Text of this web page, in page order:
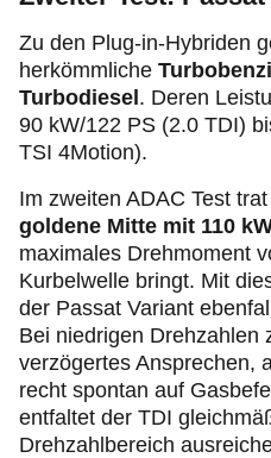
Zu den Plug‑in-Hybriden
herkömmliche
Turbodiesel . Deren
90 kW/122 PS (2.0 TDI)
TSI 4Motion).
Im zweiten ADAC Test
goldene Mitte mit 110
maximales Drehmoment
Kurbelwelle bringt. Mit
der Passat Variant
Bei niedrigen Drehzahlen
verzögertes Ansprechen,
recht spontan auf
entfaltet der TDI
Drehzahlbereich